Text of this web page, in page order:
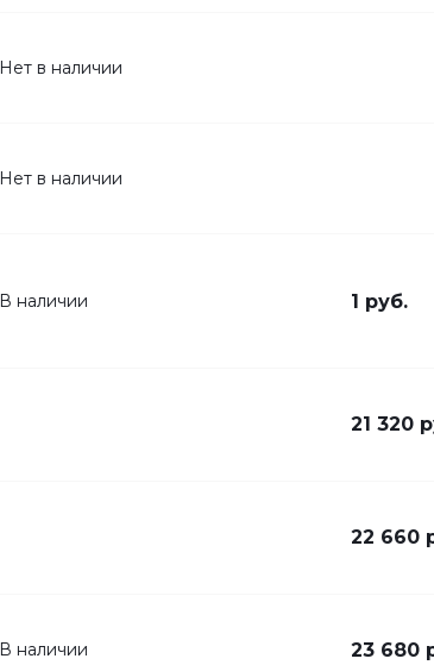
Нет в наличии
Нет в наличии
В наличии 1 руб.
21 320
22 660
В наличии 23 680